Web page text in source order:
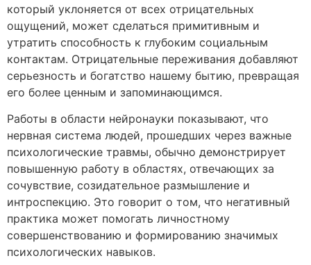
который уклоняется от всех отрицательных
ощущений, может сделаться примитивным и
утратить способность к глубоким социальным
контактам. Отрицательные переживания добавляют
серьезность и богатство нашему бытию, превращая
его более ценным и запоминающимся.
Работы в области нейронауки показывают, что
нервная система людей, прошедших через важные
психологические травмы, обычно демонстрирует
повышенную работу в областях, отвечающих за
сочувствие, созидательное размышление и
интроспекцию. Это говорит о том, что негативный
практика может помогать личностному
совершенствованию и формированию значимых
психологических навыков.